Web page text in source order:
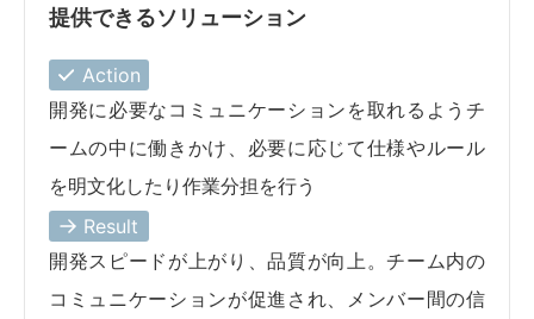
提供できるソリューション
Action
開発に必要なコミュニケーションを取れるようチ
ームの中に働きかけ、必要に応じて仕様やルール
を明文化したり作業分担を行う
Result
開発スピードが上がり、品質が向上。チーム内の
コミュニケーションが促進され、メンバー間の信